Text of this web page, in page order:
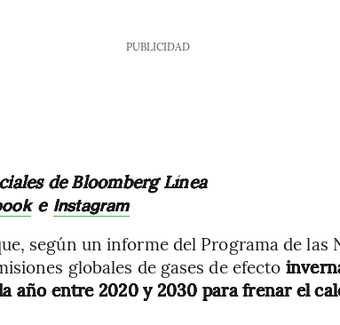
PUBLICIDAD
de Bloomberg Línea
e Instagram
según un informe del Programa de las
globales de gases de efecto
año entre 2020 y 2030 para frenar el